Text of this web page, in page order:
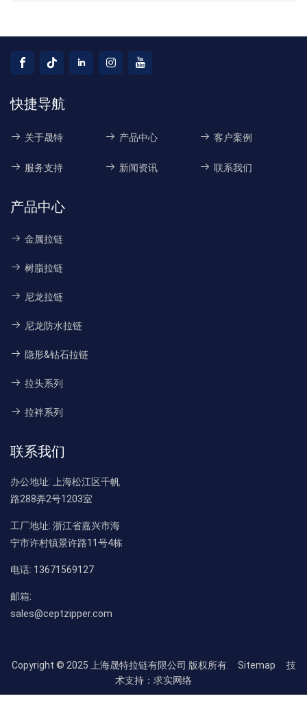
快捷导航
关于晟特 产品中心 客户案例
服务支持 新闻资讯 联系我们
产品中心
金属拉链
树脂拉链
尼龙拉链
尼龙防水拉链
隐形&钻石拉链
拉头系列
拉袢系列
联系我们
办公地址: 上海松江区千帆
路288弄2号1203室
工厂地址: 浙江省嘉兴市海
宁市许村镇景许路11号4栋
电话: 13671569127
邮箱:
sales@ceptzipper.com
Copyright © 2025 上海晟特拉链有限公司 版权所有. Sitemap
技
术支持：求实网络